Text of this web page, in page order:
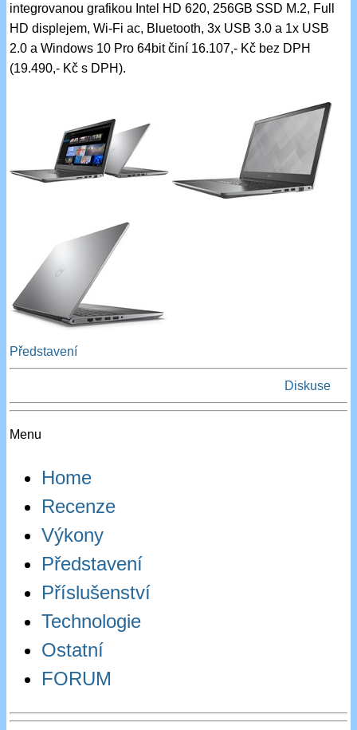
integrovanou grafikou Intel HD 620, 256GB SSD M.2, Full
HD displejem, Wi-Fi ac, Bluetooth, 3x USB 3.0 a 1x USB
2.0 a Windows 10 Pro 64bit činí 16.107,- Kč bez DPH
(19.490,- Kč s DPH).
Představení
Diskuse
Menu
Home
Recenze
Výkony
Představení
Příslušenství
Technologie
Ostatní
FORUM